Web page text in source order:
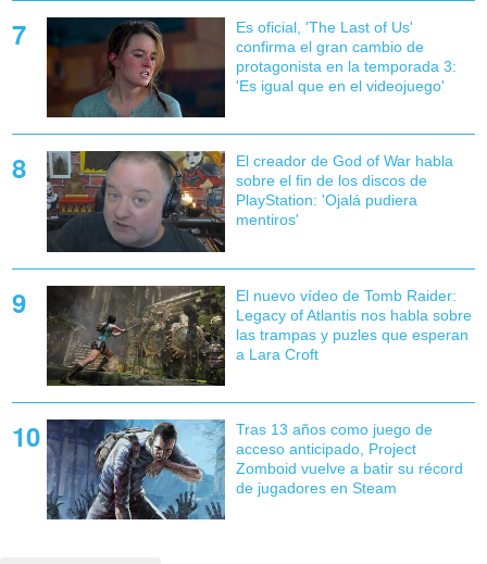
Es oficial, 'The Last of Us'
confirma el gran cambio de
protagonista en la temporada 3:
'Es igual que en el videojuego'
El creador de God of War habla
sobre el fin de los discos de
PlayStation: 'Ojalá pudiera
mentiros'
El nuevo vídeo de Tomb Raider:
Legacy of Atlantis nos habla sobre
las trampas y puzles que esperan
a Lara Croft
Tras 13 años como juego de
acceso anticipado, Project
Zomboid vuelve a batir su récord
de jugadores en Steam